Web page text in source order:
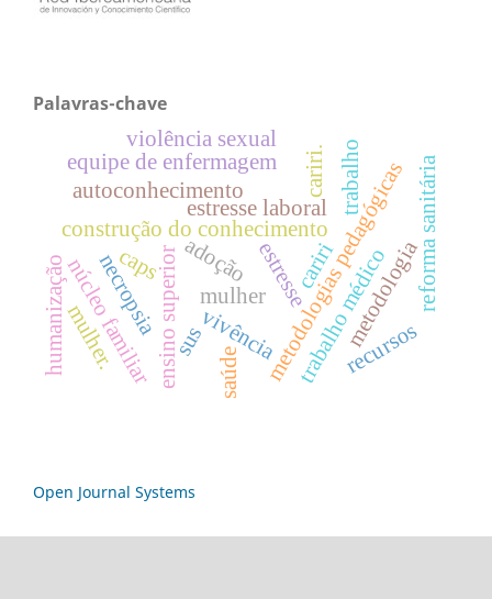
Palavras-chave
metodologias pedagógicas
construção do conhecimento
ensino superior estresse
estresse laboral
trabalho médico
mulher
trabalho
núcleo familiar metodologia
vivência
autoconhecimento
necropsia
cariri.
humanização
equipe de enfermagem
violência sexual
mulher. recursos
saúde
reforma sanitária
sus
cariri
adoção
caps
Open Journal Systems